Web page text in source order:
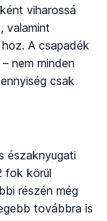
viharossá
valamint
A csapadék
nem minden
csak
északnyugati
fok körül
részén még
továbbra is